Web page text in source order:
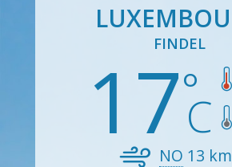
FINDEL
17
NO 13